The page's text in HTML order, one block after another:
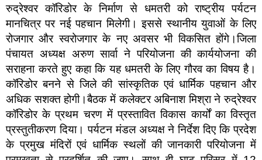
रुद्रेश्वर कॉरिडोर के निर्माण से धमतरी को राष्ट्रीय पर्यटन
मानचित्र पर नई पहचान मिलेगी। इससे स्थानीय युवाओं के लिए
रोजगार और स्वरोजगार के नए अवसर भी विकसित होंगे।जिला
पंचायत अध्यक्ष अरुण सार्वा ने परियोजना की कार्ययोजना की
सराहना करते हुए कहा कि यह धमतरी के लिए गौरव का विषय है।
कॉरिडोर बनने से जिले की सांस्कृतिक एवं धार्मिक पहचान और
अधिक सशक्त होगी।बैठक में कलेक्टर अबिनाश मिश्रा ने रुद्रेश्वर
कॉरिडोर के प्रथम चरण में प्रस्तावित विकास कार्यों का विस्तृत
प्रस्तुतीकरण दिया। पर्यटन मंडल अध्यक्ष ने निर्देश दिए कि प्रदेश
के प्रमुख मंदिरों एवं धार्मिक स्थलों की जानकारी परियोजना में